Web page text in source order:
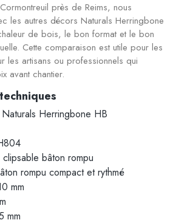
près de Reims, nous
les autres décors Naturals Herringbone
de bois, le bon format et le bon
Cette comparaison est utile pour les
les artisans ou professionnels qui
avant chantier.
Herringbone HB
bâton rompu
rompu compact et rythmé
mm
mm